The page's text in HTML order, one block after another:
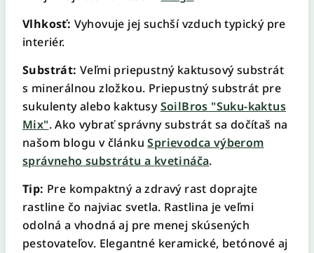
Vlhkosť: Vyhovuje jej suchší vzduch typický pre
interiér.
Substrát: Veľmi priepustný kaktusový substrát
s minerálnou zložkou. Priepustný substrát pre
sukulenty alebo kaktusySoilBros "Suku-kaktus
Mix". Ako vybrať správny substrát sa dočítaš na
našom blogu v článkuSprievodca výberom
správneho substrátu a kvetináča.
Tip: Pre kompaktný a zdravý rast doprajte
rastline čo najviac svetla. Rastlina je veľmi
odolná a vhodná aj pre menej skúsených
pestovateľov. Elegantné keramické, betónové aj